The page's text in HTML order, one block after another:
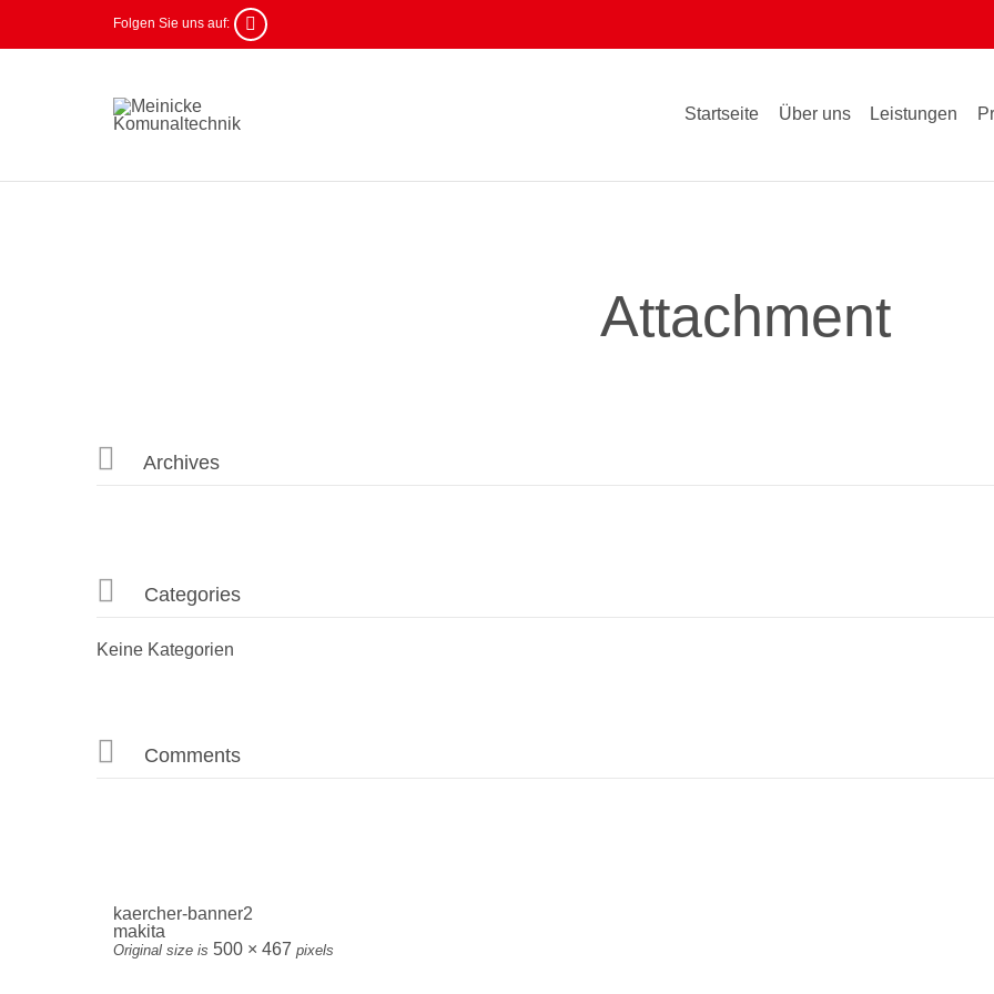
Folgen Sie uns auf: 
Startseite Über uns Leistungen
Attachment
 Archives
 Categories
Keine Kategorien
 Comments
kaercher-banner2
makita
Original size is 500 × 467 pixels